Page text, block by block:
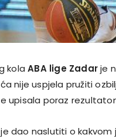
kolaABA lige Zadarje
nije uspjela pružiti
upisala poraz
dao naslutiti o kakvom